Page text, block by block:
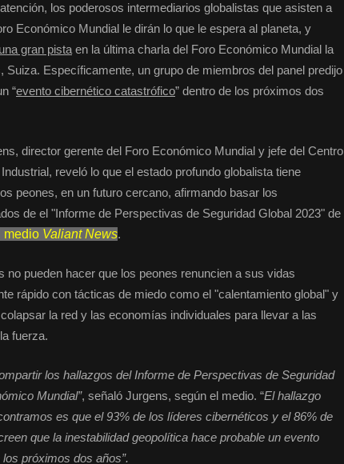
los poderosos intermediarios globalistas que asisten a
Económico Mundial le dirán lo que le espera al planeta, y
gran pista en la última charla del Foro Económico Mundial la
Suiza. Específicamente, un grupo de miembros del panel predijo
“evento cibernético catastrófico” dentro de los próximos dos
director gerente del Foro Económico Mundial y jefe del Centro
reveló lo que el estado profundo globalista tiene
peones, en un futuro cercano, afirmando basar los
de el "Informe de Perspectivas de Seguridad Global 2023" de
medio Valiant News.
no pueden hacer que los peones renuncien a sus vidas
rápido con tácticas de miedo como el "calentamiento global" y
la red y las economías individuales para llevar a las
fuerza.
los hallazgos del Informe de Perspectivas de Seguridad
Mundial”, señaló Jurgens, según el medio. “El hallazgo
es que el 93% de los líderes cibernéticos y el 86% de
que la inestabilidad geopolítica hace probable un evento
próximos dos años”.